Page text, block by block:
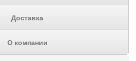
Доставка
О компании